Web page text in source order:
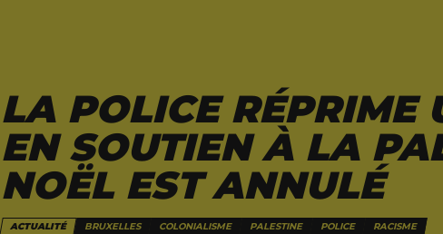
LA POLICE RÉPRIME
EN SOUTIEN À LA
NOËL EST ANNULÉ
ACTUALITÉ BRUXELLES COLONIALISME PALESTINE POLICE RACISME